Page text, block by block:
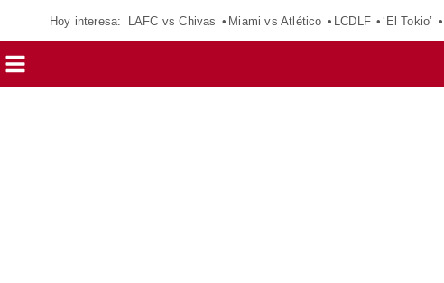
Hoy interesa: LAFC vs Chivas Miami vs Atlético LCDLF ‘El Tokio’